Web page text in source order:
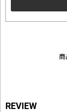
商
REVIEW